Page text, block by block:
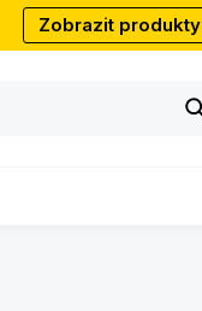
Zobrazit produkty